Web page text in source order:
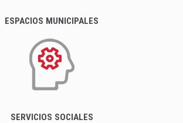
ESPACIOS MUNICIPALES
SERVICIOS SOCIALES